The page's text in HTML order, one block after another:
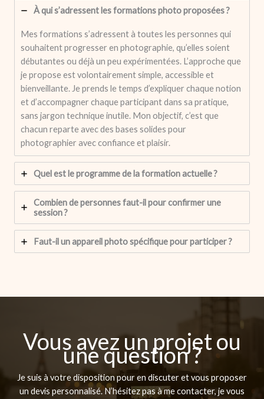
À qui s’adressent les formations photo proposées ?
Mes formations s’adressent à toutes les personnes qui
souhaitent progresser en photographie, qu’elles soient
débutantes ou déjà un peu expérimentées. L’approche que
je propose est volontairement simple, accessible et
bienveillante. Je prends le temps d’expliquer chaque notion
et d’accompagner chaque participant dans sa pratique,
sans jargon technique inutile. Mon objectif, c’est que
chacun reparte avec des bases solides pour
photographier avec confiance et plaisir.
Quel est le programme de la formation actuelle ?
Combien de personnes faut-il pour confirmer une
session ?
Faut-il un appareil photo spécifique pour participer ?
Vous avez un projet ou
une question ?
Je suis à votre disposition pour en discuter et vous proposer
un devis personnalisé. N’hésitez pas à me contacter, je vous